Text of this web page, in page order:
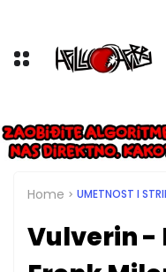
Home UMETNOST I
Vulverin -